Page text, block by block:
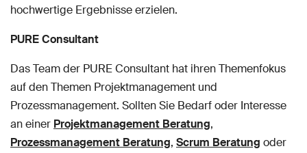
hochwertige Ergebnisse erzielen.
PURE Consultant
Das Team der PURE Consultant hat ihren Themenfokus
auf den Themen Projektmanagement und
Prozessmanagement. Sollten Sie Bedarf oder Interesse
an einer Projektmanagement Beratung,
Prozessmanagement Beratung, Scrum Beratung oder